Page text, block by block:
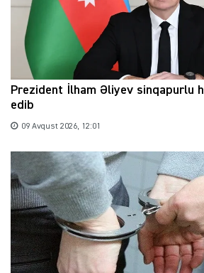
Prezident İlham Əliyev sinqapurlu
edib
09 Avqust 2026, 12:01